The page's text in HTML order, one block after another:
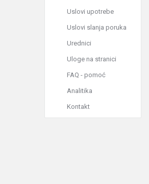
Uslovi upotrebe
Uslovi slanja poruka
Urednici
Uloge na stranici
FAQ - pomoć
Analitika
Kontakt